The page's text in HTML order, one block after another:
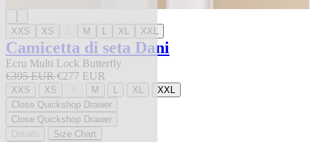
XXS XS M XL XXL
Camicetta di seta Dani
Ecru Multi Lock Butterfly
€395 EUR€277 EUR
XXS XS M XL
XXL
Close Quickshop Drawer
Close Quickshop Drawer
Size Chart